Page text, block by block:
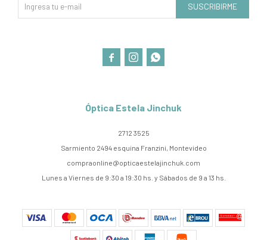
Óptica Estela Jinchuk
2712 3525
Sarmiento 2494 esquina Franzini, Montevideo
compraonline@opticaestelajinchuk.com
Lunes a Viernes de 9:30 a 19:30 hs. y Sábados de 9 a 13 hs.
SUSCRIBIRME
  